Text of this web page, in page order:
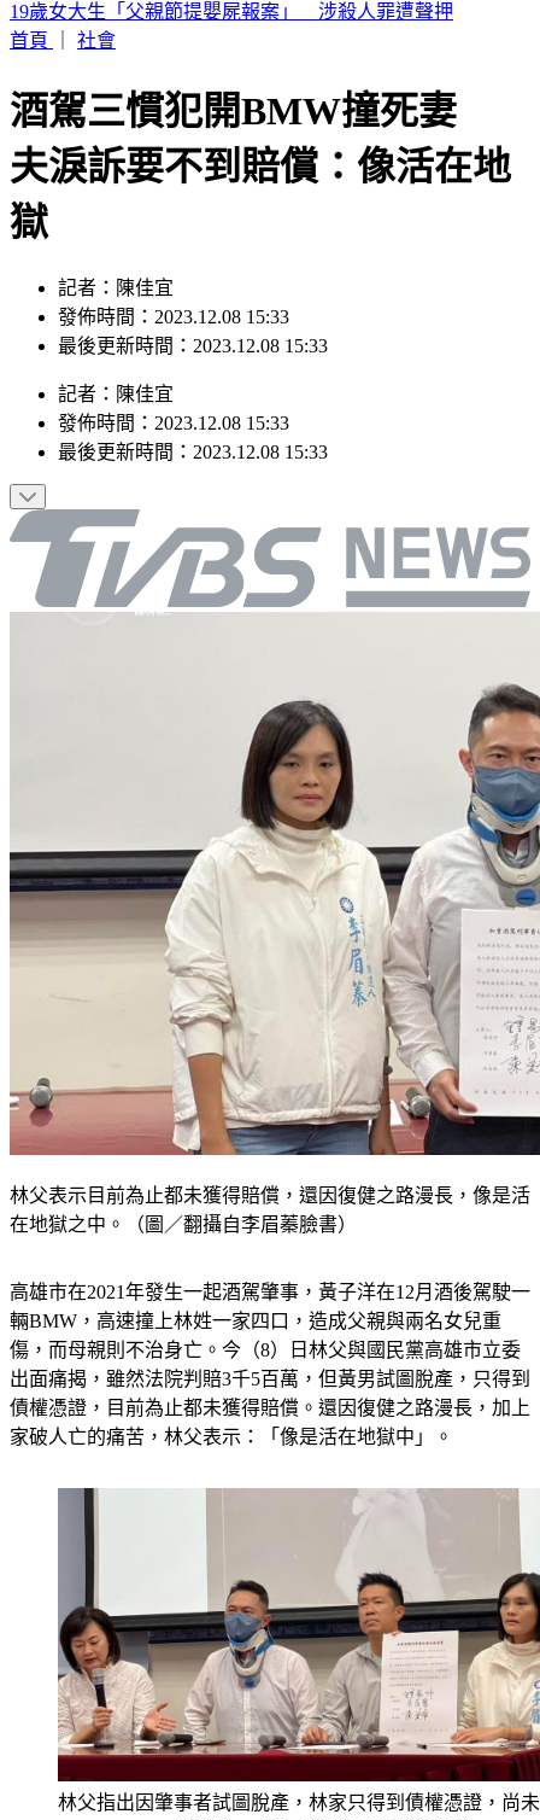
來辯論啊！鞭刑公投藍白分歧？黃國昌：白委將先4對4辯論
首頁
社會
酒駕三慣犯開BMW撞死妻
夫淚訴要不到賠償：像活在地
獄
記者：陳佳宜
發佈時間：2023.12.08 15:33
最後更新時間：2023.12.08 15:33
記者 ： 陳佳宜
發佈時間： 2023.12.08 15:33
最後更新時間： 2023.12.08 15:33
林父表示目前為止都未獲得賠償，還因復健之路漫長，像是活
在地獄之中。（圖／翻攝自李眉蓁臉書）
高雄市在2021年發生一起酒駕肇事，黃子洋在12月酒後駕駛一
輛BMW，高速撞上林姓一家四口，造成父親與兩名女兒重
傷，而母親則不治身亡。今（8）日林父與國民黨高雄市立委
出面痛揭，雖然法院判賠3千5百萬，但黃男試圖脫產，只得到
債權憑證，目前為止都未獲得賠償。還因復健之路漫長，加上
家破人亡的痛苦，林父表示：「像是活在地獄中」。
林父指出因肇事者試圖脫產，林家只得到債權憑證，尚